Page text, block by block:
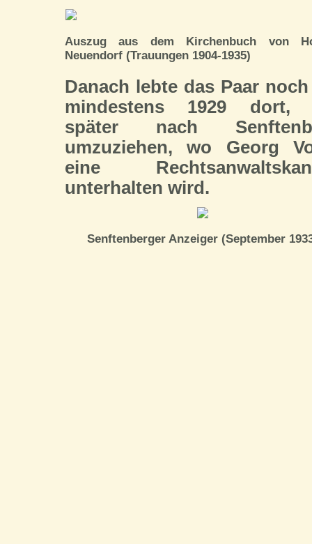
Auszug aus dem Kirchenbuch von
Neuendorf (Trauungen 1904-1935)
Danach lebte das Paar
mindestens 1929 dort,
später nach
umzuziehen, wo Georg
eine
unterhalten wird.
Senftenberger Anzeiger (September